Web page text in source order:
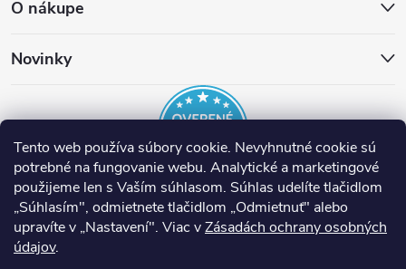
Tento web používa súbory cookie. Nevyhnutné cookie sú
potrebné na fungovanie webu. Analytické a marketingové
použijeme len s Vaším súhlasom. Súhlas udelíte tlačidlom
„Súhlasím", odmietnete tlačidlom „Odmietnuť" alebo
upravíte v „Nastavení". Viac vZásadách ochrany osobných
údajov.
O nákupe
Novinky
EST Slovensko Inteligentné termostaty tado°
Nuki Smart Lock
Nástroje Runpotec